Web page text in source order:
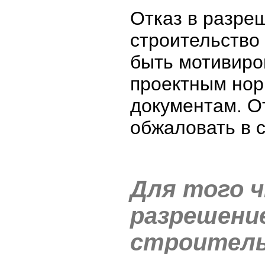
Отказ в
быть
проектным
документам.
обжаловать в
Для того